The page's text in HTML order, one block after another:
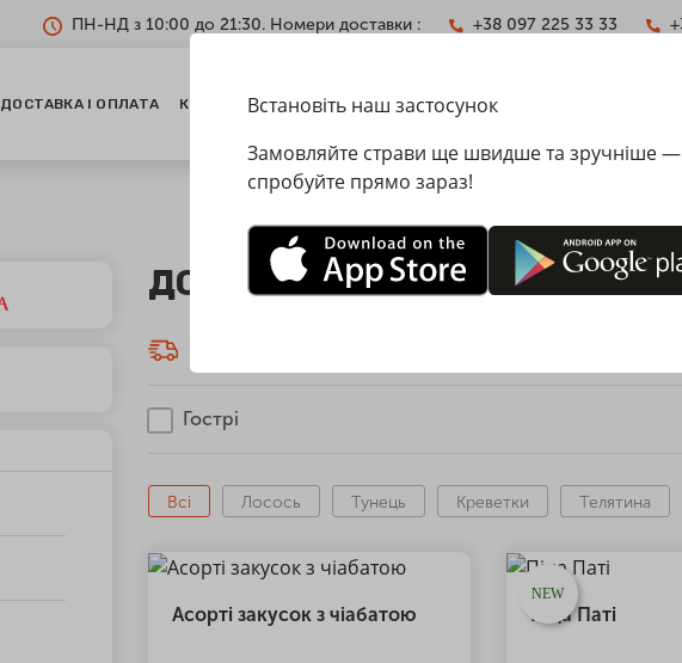
ПН-НД з 10:00 до 21:30. Номери доставки : +38 097 225 33 33
ДОСТАВКА І ОПЛАТА КОНТАКТИ
ДОСТАВКА ЇЖІ У КИЄВІ -
Гострі
Всі Лосось Тунець Креветки Телятина
Асорті закусок з чіабатою
NEW
Піца Паті
Встановіть наш застосунок
Замовляйте страви ще швидше та зручніше —
спробуйте прямо зараз!